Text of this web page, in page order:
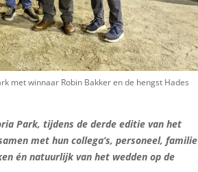
met winnaar Robin Bakker en de hengst Hades
Park, tijdens de derde editie van het
met hun collega’s, personeel, familie
én natuurlijk van het wedden op de